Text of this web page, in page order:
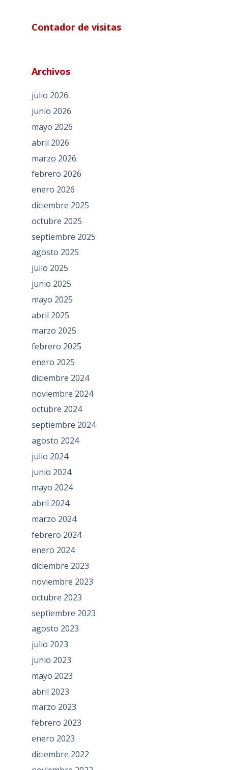
Contador de visitas
Archivos
julio 2026
junio 2026
mayo 2026
abril 2026
marzo 2026
febrero 2026
enero 2026
diciembre 2025
octubre 2025
septiembre 2025
agosto 2025
julio 2025
junio 2025
mayo 2025
abril 2025
marzo 2025
febrero 2025
enero 2025
diciembre 2024
noviembre 2024
octubre 2024
septiembre 2024
agosto 2024
julio 2024
junio 2024
mayo 2024
abril 2024
marzo 2024
febrero 2024
enero 2024
diciembre 2023
noviembre 2023
octubre 2023
septiembre 2023
agosto 2023
julio 2023
junio 2023
mayo 2023
abril 2023
marzo 2023
febrero 2023
enero 2023
diciembre 2022